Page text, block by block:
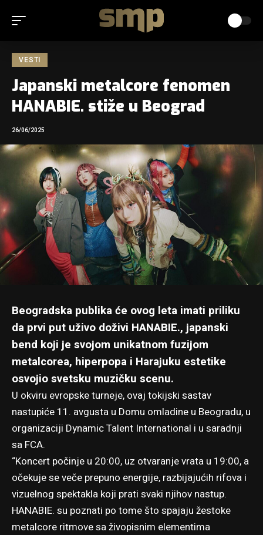
VESTI
Japanski metalcore fenomen
HANABIE. stiže u Beograd
26/06/2025
Beogradska publika će ovog leta imati priliku
da prvi put uživo doživi HANABIE., japanski
bend koji je svojom unikatnom fuzijom
metalcorea, hiperpopa i Harajuku estetike
osvojio svetsku muzičku scenu.
U okviru evropske turneje, ovaj tokijski sastav
nastupiće 11. avgusta u Domu omladine u Beogradu, u
organizaciji Dynamic Talent International i u saradnji
sa FCA.
“Koncert počinje u 20:00, uz otvaranje vrata u 19:00, a
očekuje se veče prepuno energije, razbijajućih rifova i
vizuelnog spektakla koji prati svaki njihov nastup.
HANABIE. su poznati po tome što spajaju žestoke
metalcore ritmove sa živopisnim elementima